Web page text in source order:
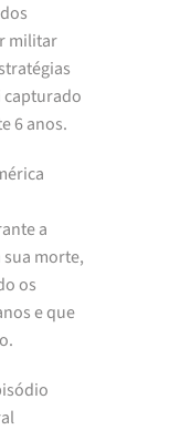
militar
capturado
6 anos.
a
morte,
os
e que